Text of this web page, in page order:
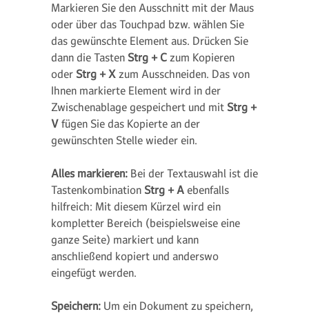
Markieren Sie den Ausschnitt mit der Maus
oder über das Touchpad bzw. wählen Sie
das gewünschte Element aus. Drücken Sie
dann die Tasten Strg + C zum Kopieren
oder Strg + X zum Ausschneiden. Das von
Ihnen markierte Element wird in der
Zwischenablage gespeichert und mit Strg +
V fügen Sie das Kopierte an der
gewünschten Stelle wieder ein.
Alles markieren: Bei der Textauswahl ist die
Tastenkombination Strg + A ebenfalls
hilfreich: Mit diesem Kürzel wird ein
kompletter Bereich (beispielsweise eine
ganze Seite) markiert und kann
anschließend kopiert und anderswo
eingefügt werden.
Speichern: Um ein Dokument zu speichern,